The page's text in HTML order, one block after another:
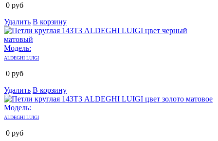
0 руб
Удалить В корзину
Модель:
ALDEGHI LUIGI
0 руб
Удалить В корзину
Модель:
ALDEGHI LUIGI
0 руб